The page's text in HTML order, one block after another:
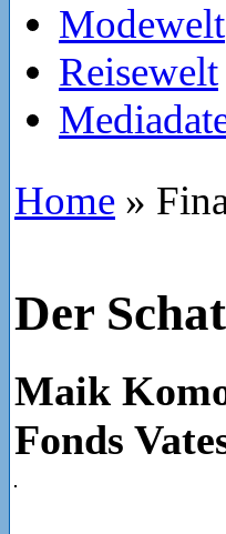
Modewelt
Reisewelt
Home »
Der
Maik
Fonds